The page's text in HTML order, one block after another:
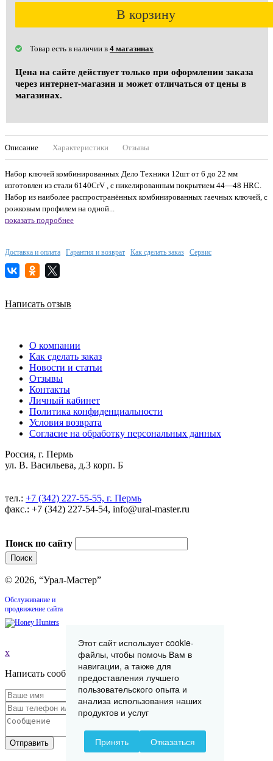
В корзину
Товар есть в наличии в 4 магазинах
Цена на сайте действует только при оформлении заказа
через интернет-магазин и может отличаться от цены в
магазинах.
Описание Характеристики Отзывы
Набор ключей комбинированных Дело Техники 12шт от 6 до 22 мм
изготовлен из стали 6140CrV , с никелированным покрытием 44—48 HRC.
Набор из наиболее распространённых комбинированных гаечных ключей, с
рожковым профилем на одной...
показать подробнее
Доставка и оплата Гарантия и возврат Как сделать заказ Сервис
Написать отзыв
О компании
Как сделать заказ
Новости и статьи
Отзывы
Контакты
Личный кабинет
Политика конфиденциальности
Условия возврата
Согласие на обработку персональных данных
Россия, г. Пермь
ул. В. Васильева, д.3 корп. Б
тел.: +7 (342) 227-55-55, г. Пермь
факс.: +7 (342) 227-54-54, info@ural-master.ru
Поиск по сайту
© 2026, “Урал-Мастер”
Обслуживание и
продвижение сайта
x
Написать сообщение
Отправить
Этот сайт использует cookie-
файлы, чтобы помочь Вам в
навигации, а также для
предоставления лучшего
пользовательского опыта и
анализа использования наших
продуктов и услуг
Принять Отказаться